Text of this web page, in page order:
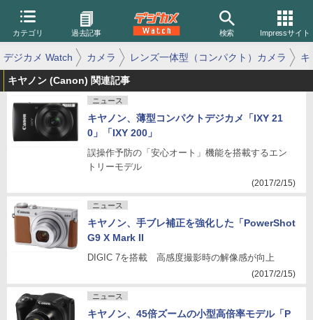
カテゴリ 過去記事 検索 Impressサイト
デジカメ Watch カメラ レンズ一体型（コンパクト）カメラ キ
キヤノン (Canon) 関連記事
ニュース
キヤノン、薄型コンパクトデジカメ「IXY 21
0」「IXY 200」
誤操作予防の「安心オート」機能を搭載するエン
トリーモデル
(2017/2/15)
ニュース
キヤノン、手ブレ補正を強化した「PowerShot
G9 X Mark II
DIGIC 7を搭載 高感度撮影時の解像感が向上
(2017/2/15)
ニュース
キヤノン、45倍ズームの小型高倍率モデル「P